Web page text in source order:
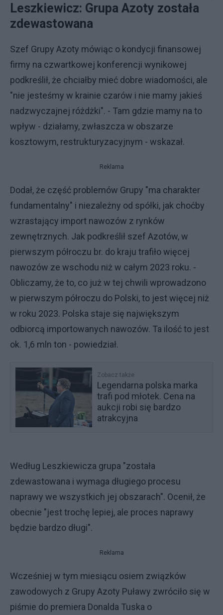
Leszkiewicz: Grupa Azoty została
zdewastowana
Szef Grupy Azoty mówiąc o kondycji finansowej
firmy na czwartkowej konferencji wynikowej
podkreślił, że chciałby mieć dobre wiadomości, ale
"nie jesteśmy w krainie czarów i nie mamy jakieś
nadzwyczajnej różdżki". - Tam gdzie mamy na to
wpływ - działamy, zwłaszcza w obszarze
kosztowym, restrukturyzacyjnym - wskazał.
Reklama
Dodał, że część problemów Grupy "ma charakter
fundamentalny" i niezależny od spółki, jak choćby
wzrastający import nawozów z rynków
zewnętrznych. Jak podkreślił szef Azotów, w
pierwszym półroczu br. do kraju trafiło więcej
nawozów ze wschodu niż w całym 2023 roku. -
Obliczamy, że to, co już w tej chwili wprowadzono
w pierwszym półroczu do Polski, to jest więcej niż
w roku 2023. Polska staje się największym
odbiorcą importowanych nawozów. Ta ilość to jest
ok. 1,6 mln ton - powiedział.
Zobacz także
Legendarna polska marka
trafi pod młotek. Cena na
aukcji robi się bardzo
atrakcyjna
Według Leszkiewicza grupa "została
zdewastowana i wymaga długiego procesu
naprawy we wszystkich jej obszarach". Ocenił, że
obecnie "jest trochę lepiej, ale proces naprawy
będzie bardzo długi".
Reklama
Wcześniej w tym miesiącu osiem związków
zawodowych z Grupy Azoty Puławy zwróciło się w
piśmie do premiera Donalda Tuska o